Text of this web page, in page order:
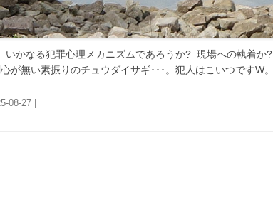
いかなる犯罪心理メカニズムであろうか? 現場への執着か?
が無い素振りのチュウダイサギ･･･。犯人はこいつですW。
08-27